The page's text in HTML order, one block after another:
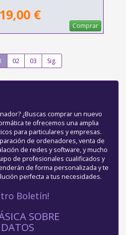
€
Comprar
02 03 Sig.
¿Buscas comprar un nuevo
te ofrecemos una amplia
para particulares y empresas.
de ordenadores, venta de
de redes y software, y mucho
de profesionales cualificados y
de forma personalizada y te
perfecta a tus necesidades.
Boletín!
SOBRE